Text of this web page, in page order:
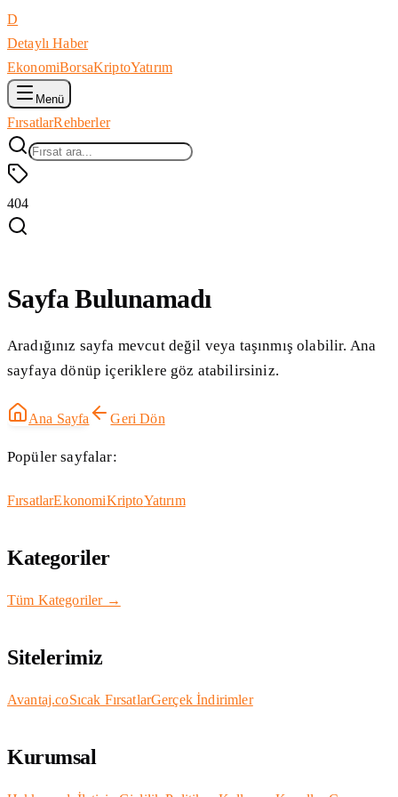
D
Detaylı Haber
EkonomiBorsaKriptoYatırım
Menü
FırsatlarRehberler
404
Sayfa Bulunamadı
Aradığınız sayfa mevcut değil veya taşınmış olabilir. Ana
sayfaya dönüp içeriklere göz atabilirsiniz.
Ana Sayfa Geri Dön
Popüler sayfalar:
FırsatlarEkonomiKriptoYatırım
Kategoriler
Tüm Kategoriler →
Sitelerimiz
Avantaj.coSıcak FırsatlarGerçek İndirimler
Kurumsal